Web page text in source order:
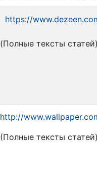
https://
(Полные тексты
http://
(Полные тексты